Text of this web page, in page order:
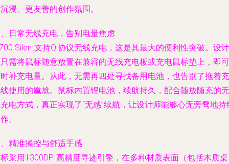
浸、更友善的创作氛围。
日常无线充电，告别电量焦虑
Silent支持Qi协议无线充电，这是其最大的便利性突破。设计
需将鼠标随意放置在兼容的无线充电板或充电鼠标垫上，即可
补充电量。从此，无需再四处寻找备用电池，也告别了拖着充
使用的尴尬。鼠标内置锂电池，续航持久，配合随放随充的无
电方式，真正实现了“无感”续航，让设计师能够心无旁骛地持
。
精准操控与舒适手感
采用1300DPI高精度寻迹引擎，在多种材质表面（包括木质桌